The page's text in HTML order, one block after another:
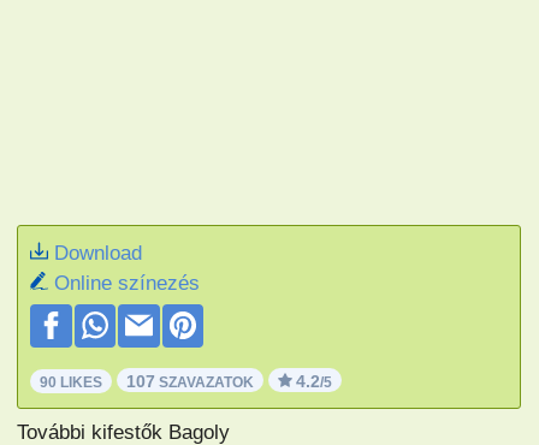
Download
Online színezés
90 LIKES 107 SZAVAZATOK 4.2/5
További kifestők Bagoly